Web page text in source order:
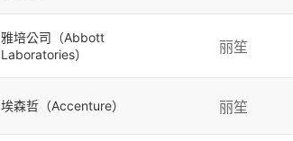
雅培公司（Abbott
Laboratories）
丽笙
埃森哲（Accenture） 丽笙